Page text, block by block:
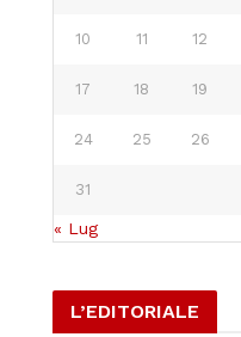
10 11 12
17 18 19
24 25 26
31
« Lug
L’EDITORIALE